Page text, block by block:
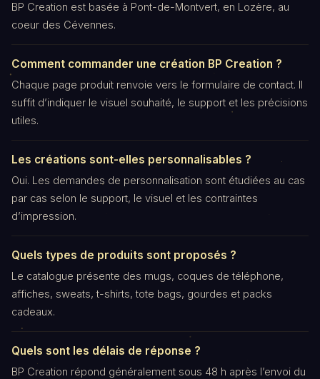
BP Creation est basée à Pont-de-Montvert, en Lozère, au
coeur des Cévennes.
Comment commander une création BP Creation ?
Chaque page produit renvoie vers le formulaire de contact. Il
suffit d’indiquer le visuel souhaité, le support et les précisions
utiles.
Les créations sont-elles personnalisables ?
Oui. Les demandes de personnalisation sont étudiées au cas
par cas selon le support, le visuel et les contraintes
d’impression.
Quels types de produits sont proposés ?
Le catalogue présente des mugs, coques de téléphone,
affiches, sweats, t-shirts, tote bags, gourdes et packs
cadeaux.
Quels sont les délais de réponse ?
BP Creation répond généralement sous 48 h après l’envoi du